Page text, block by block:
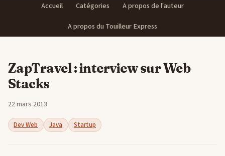
Accueil Catégories
A propos de l'auteur
A propos du Touilleur Express
ZapTravel : interview sur Web
Stacks
22 mars 2013
Dev Web Java Startup